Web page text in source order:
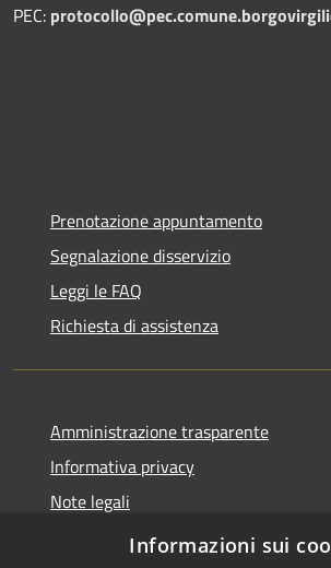
PEC:
Prenotazione appuntamento
Segnalazione disservizio
Leggi le FAQ
Richiesta di assistenza
Amministrazione trasparente
Informativa privacy
Note legali
Dichiarazione di accessibilità
Informazioni sui